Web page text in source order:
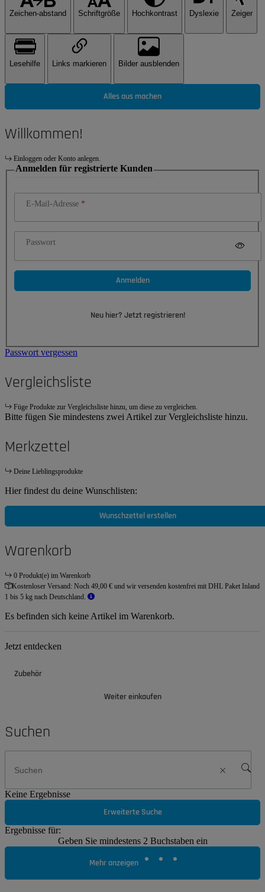
Zeichen-abstand Schriftgröße Hochkontrast Dyslexie Zeiger
Lesehilfe Links markieren Bilder ausblenden
Alles aus machen
Willkommen!
Einloggen oder Konto anlegen.
Anmelden für registrierte Kunden
E-Mail-Adresse
Passwort
Anmelden
Neu hier? Jetzt registrieren!
Passwort vergessen
Vergleichsliste
Füge Produkte zur Vergleichsliste hinzu, um diese zu vergleichen.
Bitte fügen Sie mindestens zwei Artikel zur Vergleichsliste hinzu.
Merkzettel
Deine Lieblingsprodukte
Hier findest du deine Wunschlisten:
Wunschzettel erstellen
Warenkorb
0 Produkt(e) im Warenkorb
Kostenloser Versand: Noch 49,00 € und wir versenden kostenfrei mit DHL Paket Inland
1 bis 5 kg nach Deutschland.
Es befinden sich keine Artikel im Warenkorb.
Jetzt entdecken
Zubehör
Weiter einkaufen
Suchen
Keine Ergebnisse
Erweiterte Suche
Ergebnisse für:
Geben Sie mindestens 2 Buchstaben ein
Mehr anzeigen